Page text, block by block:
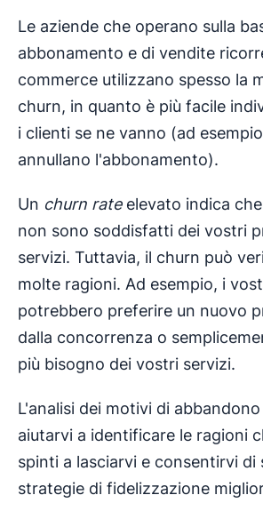
Le aziende che operano sulla
abbonamento e di vendite
commerce utilizzano spesso la
churn, in quanto è più facile
i clienti se ne vanno (ad
annullano l'abbonamento).
Un churn rateelevato indica
non sono soddisfatti dei vostri
servizi. Tuttavia, il churn può
molte ragioni. Ad esempio, i
potrebbero preferire un nuovo
dalla concorrenza o
più bisogno dei vostri servizi.
L'analisi dei motivi di
aiutarvi a identificare le ragioni
spinti a lasciarvi e consentirvi di
strategie di fidelizzazione